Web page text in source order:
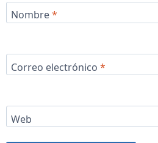
Nombre*
Correo electrónico *
Web